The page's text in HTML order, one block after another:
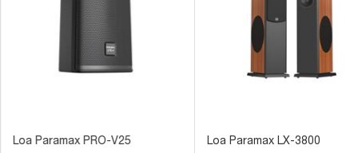
Loa Paramax PRO-V25 Loa Paramax LX-3800